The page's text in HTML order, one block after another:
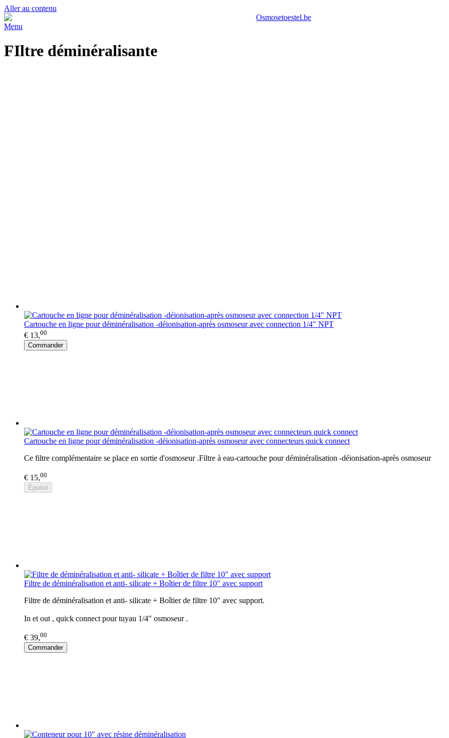
Aller au contenu
Menu
FIltre déminéralisante
Cartouche en ligne pour déminéralisation -déionisation-après osmoseur avec connection 1/4" NPT
€ 13,00
Commander
Cartouche en ligne pour déminéralisation -déionisation-après osmoseur avec connecteurs quick connect
Ce filtre complémentaire se place en sortie d'osmoseur .Filtre à eau-cartouche pour déminéralisation -déionisation-après osmoseur
€ 15,00
Épuisé
Filtre de déminéralisation et anti- silicate + Boîtier de filtre 10" avec support
Filtre de déminéralisation et anti- silicate + Boîtier de filtre 10" avec support.
In et out , quick connect pour tuyau 1/4" osmoseur .
€ 39,00
Commander